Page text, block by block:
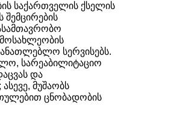
საქართველის ქსელის
შემცირების
სერვისებს.
სარეაბილიტაციო
და
მუშაობს
ცნობადობის